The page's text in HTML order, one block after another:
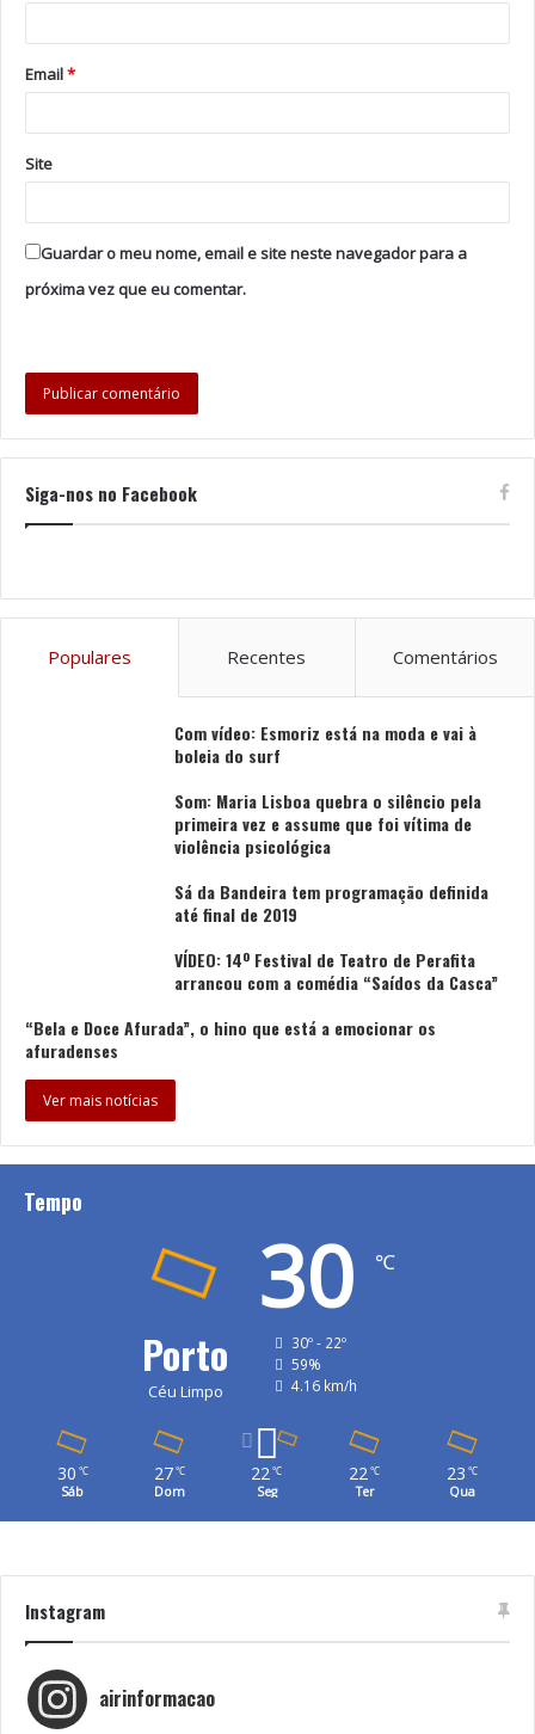
Email*
Site
Guardar o meu nome, email e site neste navegador para a
próxima vez que eu comentar.
Siga-nos no Facebook
Populares Recentes Comentários
Com vídeo: Esmoriz está na moda e vai à
boleia do surf
Som: Maria Lisboa quebra o silêncio pela
primeira vez e assume que foi vítima de
violência psicológica
Sá da Bandeira tem programação definida
até final de 2019
VÍDEO: 14º Festival de Teatro de Perafita
arrancou com a comédia “Saídos da Casca”
“Bela e Doce Afurada”, o hino que está a emocionar os
afuradenses
Ver mais notícias
Tempo
Porto
Céu Limpo
30 ℃
30º - 22º
59%
4.16 km/h
30 ℃
Sáb
27 ℃
Dom
22℃
Seg
22℃
Ter
23 ℃
Qua
Instagram
airinformacao